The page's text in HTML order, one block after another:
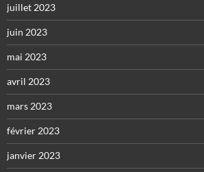
juillet 2023
juin 2023
mai 2023
avril 2023
mars 2023
février 2023
janvier 2023